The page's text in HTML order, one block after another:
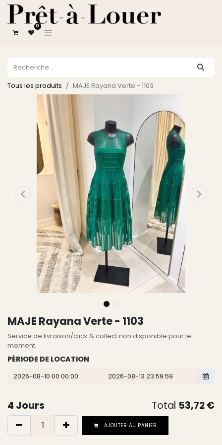
0
Tous les produits MAJE Rayana Verte - 1103
MAJE Rayana Verte - 1103
Service de livraison/click & collect non disponible pour le
moment
PÉRIODE DE LOCATION
4 Jours Total 53,72€
AJOUTER AU PANIER